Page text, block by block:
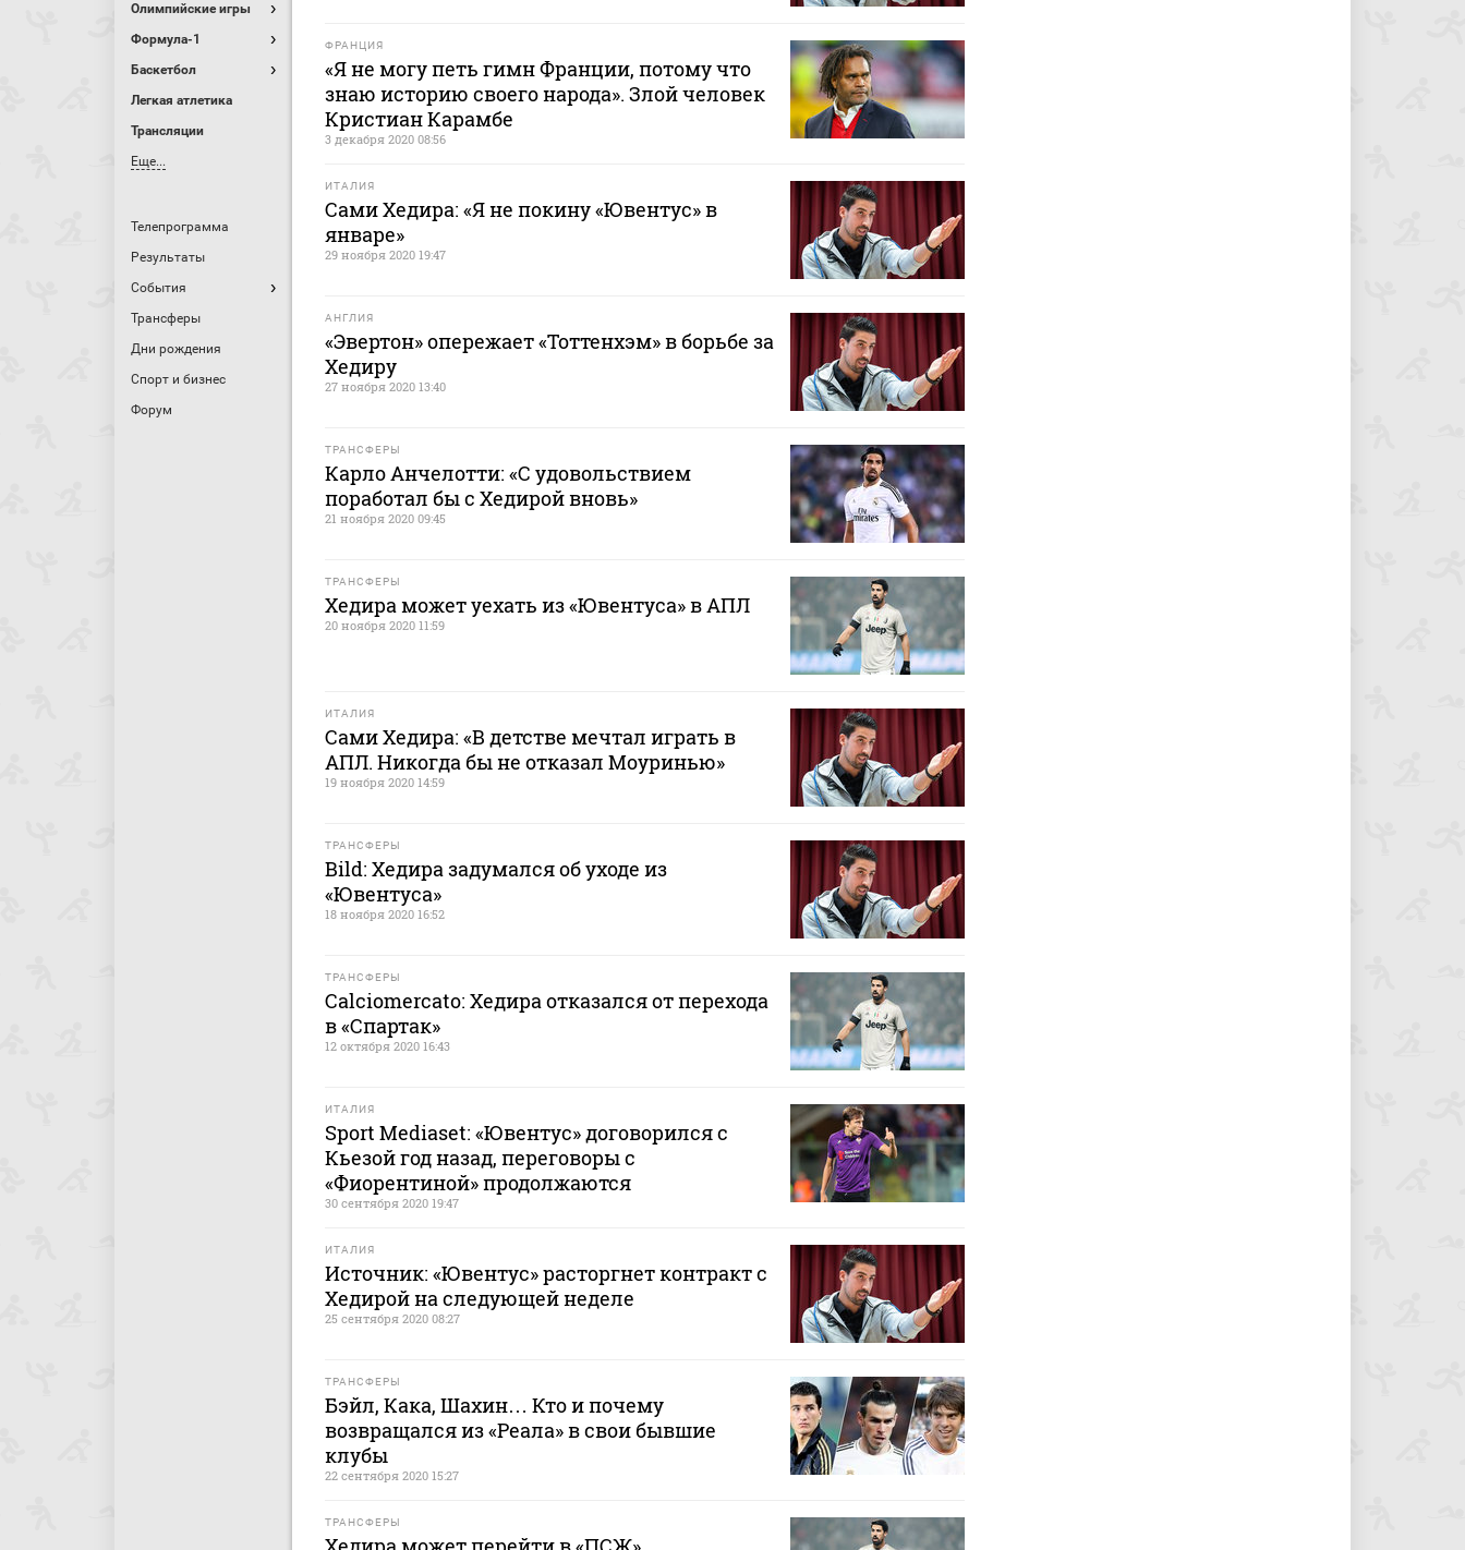
Олимпийские игры
Формула-1
Баскетбол
Легкая атлетика
Трансляции
Еще...
Телепрограмма
Результаты
События
Трансферы
Дни рождения
Спорт и бизнес
Форум
ФРАНЦИЯ
«Я не могу петь гимн Франции, потому что
знаю историю своего народа». Злой человек
Кристиан Карамбе
3 декабря 2020 08:56
ИТАЛИЯ
Сами Хедира: «Я не покину «Ювентус» в
январе»
29 ноября 2020 19:47
АНГЛИЯ
«Эвертон» опережает «Тоттенхэм» в борьбе за
Хедиру
27 ноября 2020 13:40
ТРАНСФЕРЫ
Карло Анчелотти: «С удовольствием
поработал бы с Хедирой вновь»
21 ноября 2020 09:45
ТРАНСФЕРЫ
Хедира может уехать из «Ювентуса» в АПЛ
20 ноября 2020 11:59
ИТАЛИЯ
Сами Хедира: «В детстве мечтал играть в
АПЛ. Никогда бы не отказал Моуринью»
19 ноября 2020 14:59
ТРАНСФЕРЫ
Bild: Хедира задумался об уходе из
«Ювентуса»
18 ноября 2020 16:52
ТРАНСФЕРЫ
Calciomercato: Хедира отказался от перехода
в «Спартак»
12 октября 2020 16:43
ИТАЛИЯ
Sport Mediaset: «Ювентус» договорился с
Кьезой год назад, переговоры с
«Фиорентиной» продолжаются
30 сентября 2020 19:47
ИТАЛИЯ
Источник: «Ювентус» расторгнет контракт с
Хедирой на следующей неделе
25 сентября 2020 08:27
ТРАНСФЕРЫ
Бэйл, Кака, Шахин… Кто и почему
возвращался из «Реала» в свои бывшие
клубы
22 сентября 2020 15:27
ТРАНСФЕРЫ